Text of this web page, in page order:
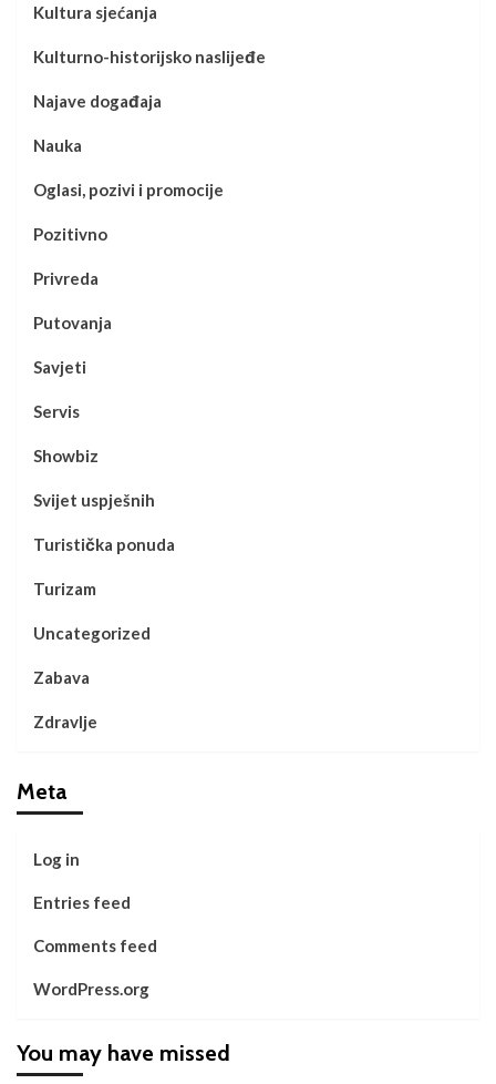
Kultura sjećanja
Kulturno-historijsko naslijeđe
Najave događaja
Nauka
Oglasi, pozivi i promocije
Pozitivno
Privreda
Putovanja
Savjeti
Servis
Showbiz
Svijet uspješnih
Turistička ponuda
Turizam
Uncategorized
Zabava
Zdravlje
Meta
Log in
Entries feed
Comments feed
WordPress.org
You may have missed